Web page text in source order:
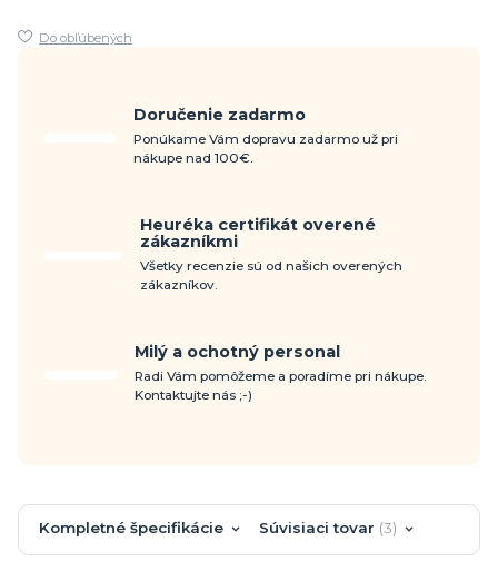
Do obľúbených
Doručenie zadarmo
Ponúkame Vám dopravu zadarmo už pri
nákupe nad 100€.
Heuréka certifikát overené
zákazníkmi
Všetky recenzie sú od našich overených
zákazníkov.
Milý a ochotný personal
Radi Vám pomôžeme a poradíme pri nákupe.
Kontaktujte nás ;-)
Kompletné špecifikácie Súvisiaci tovar 3